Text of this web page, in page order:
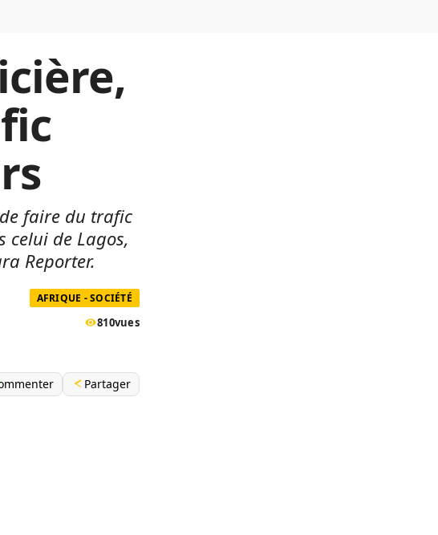
faire du trafic
celui de Lagos,
Reporter.
AFRIQUE - SOCIÉTÉ
810vues
Partager